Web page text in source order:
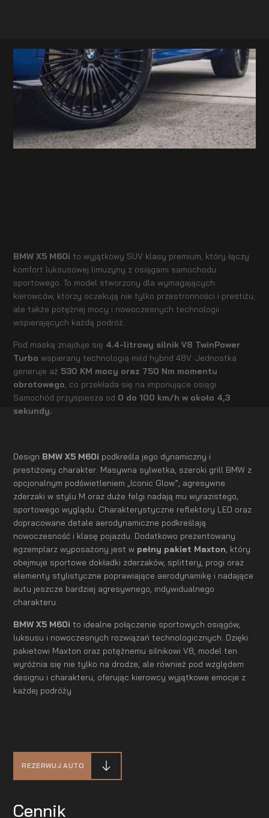
BMW X5 M60i to wyjątkowy SUV klasy premium, który łączy
komfort luksusowej limuzyny z osiągami samochodu
sportowego. To model stworzony dla wymagających
kierowców, którzy oczekują nie tylko przestronności i prestiżu,
ale także potężnej mocy i nowoczesnych technologii
wspierających każdą podróż.
Pod maską znajduje się 4.4-litrowy silnik V8 TwinPower
Turbo wspierany technologią mild hybrid 48V. Jednostka
generuje aż 530 KM mocy oraz 750 Nm momentu
obrotowego , co przekłada się na imponujące osiągi.
Samochód przyspiesza od 0 do 100 km/h w około 4,3
sekundy.
Design BMW X5 M60i podkreśla jego dynamiczny i
prestiżowy charakter. Masywna sylwetka, szeroki grill BMW z
opcjonalnym podświetleniem „Iconic Glow”, agresywne
zderzaki w stylu M oraz duże felgi nadają mu wyrazistego,
sportowego wyglądu. Charakterystyczne reflektory LED oraz
dopracowane detale aerodynamiczne podkreślają
nowoczesność i klasę pojazdu. Dodatkowo prezentowany
egzemplarz wyposażony jest w pełny pakiet Maxton , który
obejmuje sportowe dokładki zderzaków, splittery, progi oraz
elementy stylistyczne poprawiające aerodynamikę i nadające
autu jeszcze bardziej agresywnego, indywidualnego
charakteru.
BMW X5 M60i to idealne połączenie sportowych osiągów,
luksusu i nowoczesnych rozwiązań technologicznych. Dzięki
pakietowi Maxton oraz potężnemu silnikowi V8, model ten
wyróżnia się nie tylko na drodze, ale również pod względem
designu i charakteru, oferując kierowcy wyjątkowe emocje z
każdej podróży.
REZERWUJ AUTO
Cennik